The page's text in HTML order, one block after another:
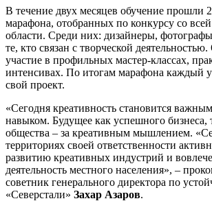
В течение двух месяцев обучение прошли
марафона, отобранных по конкурсу со
области. Среди них: дизайнеры,
те, кто связан с творческой
участие в профильных мастер-классах,
интенсивах. По итогам марафона каждый
свой проект.
«Сегодня креативность становится
навыком. Будущее как успешного бизнеса,
общества – за креативным мышлением.
территориях своей ответственности
развитию креативных индустрий и
деятельность местного населения», –
советник генерального директора по
«Северстали» Захар Азаров.